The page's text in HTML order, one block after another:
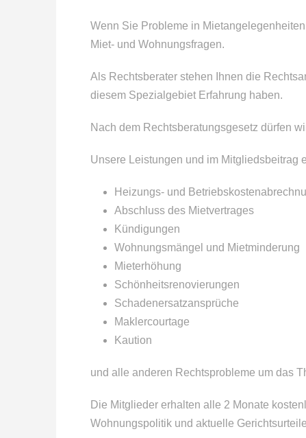
Wenn Sie Probleme in
Miet- und Wohnungsfragen.
Als Rechtsberater stehen Ihnen die
diesem Spezialgebiet Erfahrung haben.
Nach dem Rechtsberatungsgesetz dürfen
Unsere Leistungen und im Mitgliedsbeitrag
Heizungs- und
Abschluss des Mietvertrages
Kündigungen
Wohnungsmängel und Mietminderung
Mieterhöhung
Schönheitsrenovierungen
Schadenersatzansprüche
Maklercourtage
Kaution
und alle anderen Rechtsprobleme um das
Die Mitglieder erhalten alle 2 Monate
Wohnungspolitik und aktuelle